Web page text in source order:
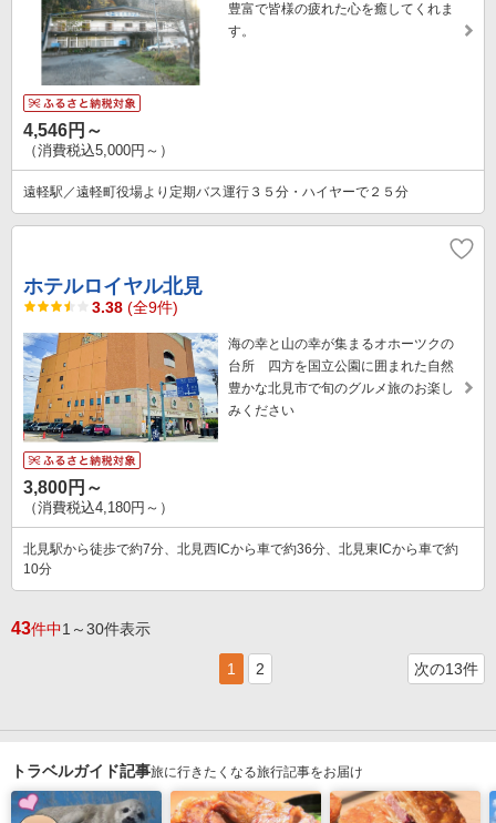
豊富で皆様の疲れた心を癒してくれま
す。
4,546円～
（消費税込5,000円～）
遠軽駅／遠軽町役場より定期バス運行３５分・ハイヤーで２５分
ホテルロイヤル北見
3.38 (全9件)
海の幸と山の幸が集まるオホーツクの
台所 四方を国立公園に囲まれた自然
豊かな北見市で旬のグルメ旅のお楽し
みください
3,800円～
（消費税込4,180円～）
北見駅から徒歩で約7分、北見西ICから車で約36分、北見東ICから車で約
10分
43件中1～30件表示
1 2 次の13件
トラベルガイド記事旅に行きたくなる旅行記事をお届け